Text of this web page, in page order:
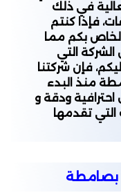
في ذلك
فإذا كنتم
بكم مما
التي
فإن شركتنا
منذ البدء
ودقة و
تقدمها
بصامطة